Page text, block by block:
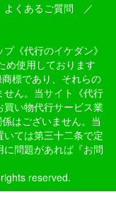
よくあるご質問 ／
《代行のイケダン》
め使用しております
標であり、それらの
ん。当サイト《代行
い物代行サービス業
はございません。当
ては第三十二条で定
問題があれば『お問
reserved.